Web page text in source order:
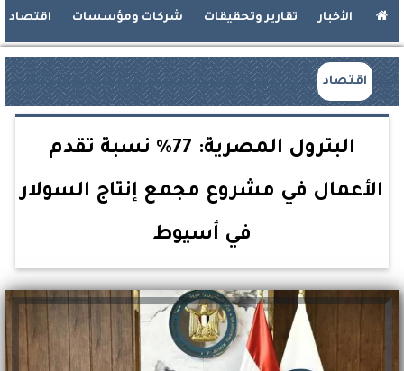
الأخبار تقارير وتحقيقات شركات ومؤسسات اقتصاد
اقتصاد
البترول المصرية: 77% نسبة تقدم
الأعمال في مشروع مجمع إنتاج السولار
في أسيوط